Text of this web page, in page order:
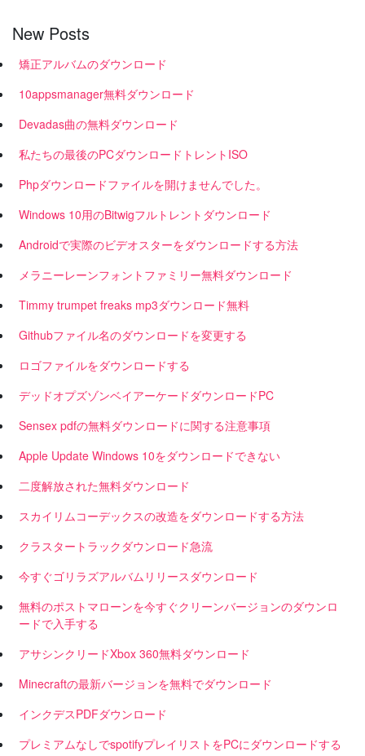
New Posts
矯正アルバムのダウンロード
10appsmanager無料ダウンロード
Devadas曲の無料ダウンロード
私たちの最後のPCダウンロードトレントISO
Phpダウンロードファイルを開けませんでした。
Windows 10用のBitwigフルトレントダウンロード
Androidで実際のビデオスターをダウンロードする方法
メラニーレーンフォントファミリー無料ダウンロード
Timmy trumpet freaks mp3ダウンロード無料
Githubファイル名のダウンロードを変更する
ロゴファイルをダウンロードする
デッドオプズゾンベイアーケードダウンロードPC
Sensex pdfの無料ダウンロードに関する注意事項
Apple Update Windows 10をダウンロードできない
二度解放された無料ダウンロード
スカイリムコーデックスの改造をダウンロードする方法
クラスタートラックダウンロード急流
今すぐゴリラズアルバムリリースダウンロード
無料のポストマローンを今すぐクリーンバージョンのダウンロ
ードで入手する
アサシンクリードXbox 360無料ダウンロード
Minecraftの最新バージョンを無料でダウンロード
インクデスPDFダウンロード
プレミアムなしでspotifyプレイリストをPCにダウンロードする